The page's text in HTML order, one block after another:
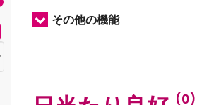
その他の機能
(0)